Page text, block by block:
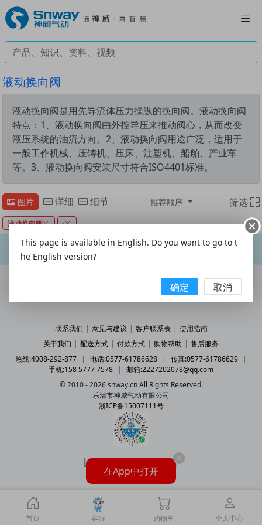
液动换向阀
液动换向阀是用先导流体压力操纵的换向阀。液动换向阀
特点：1、液动换向阀由外控导压来推动阀心，从而改变
液压系统的油流方向。2、液动换向阀用途广泛，适用于
一般工作机械、压铸机、压床、注塑机、船舶、产业车
等。3、液动换向阀安装尺寸符合ISO4401标准。
图片 详细 细节 推荐顺序 筛选
液动换向阀 -
没有找到符合条件的产品！
联系我们 | 意见与建议 | 客户联系表 | 使用指南
关于我们 | 配送方式 | 付款方式 | 购物帮助 | 售后服务
热线:4008-292-877
| 电话:0577-61786628 | 传真:0577-61786629
|
手机:158 5777 7578
|
邮箱:2227202078@qq.com
© 2010 - 2026 snway.cn All Rights Reserved.
乐清市神威气动有限公司
浙ICP备15007111号
首页 客服 购物车 个人中心
在App中打开
×
This page is available in English. Do you want to go to t
he English version?
确定 取消